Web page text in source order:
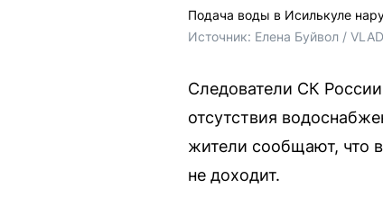
Подача воды в Исилькуле
Источник: Елена Буйвол /
Следователи СК
отсутствия
жители сообщают, что
не доходит.